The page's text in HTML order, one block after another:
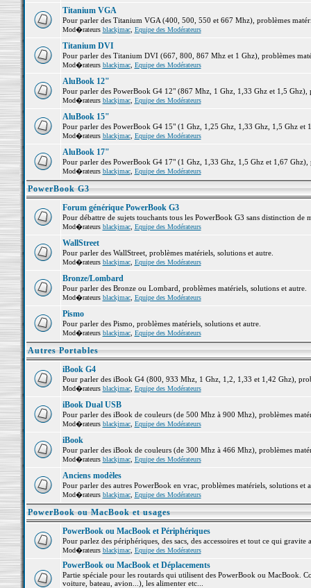
Titanium VGA
Pour parler des Titanium VGA (400, 500, 550 et 667 Mhz), problèmes
Mod�rateurs blackjmac, Equipe des Modérateurs
Titanium DVI
Pour parler des Titanium DVI (667, 800, 867 Mhz et 1 Ghz), problèmes
Mod�rateurs blackjmac, Equipe des Modérateurs
AluBook 12"
Pour parler des PowerBook G4 12" (867 Mhz, 1 Ghz, 1,33 Ghz et 1,5 Ghz),
Mod�rateurs blackjmac, Equipe des Modérateurs
AluBook 15"
Pour parler des PowerBook G4 15" (1 Ghz, 1,25 Ghz, 1,33 Ghz, 1,5 Ghz et
Mod�rateurs blackjmac, Equipe des Modérateurs
AluBook 17"
Pour parler des PowerBook G4 17" (1 Ghz, 1,33 Ghz, 1,5 Ghz et 1,67 Ghz),
Mod�rateurs blackjmac, Equipe des Modérateurs
PowerBook G3
Forum générique PowerBook G3
Pour débattre de sujets touchants tous les PowerBook G3 sans distinction de
Mod�rateurs blackjmac, Equipe des Modérateurs
WallStreet
Pour parler des WallStreet, problèmes matériels, solutions et autre.
Mod�rateurs blackjmac, Equipe des Modérateurs
Bronze/Lombard
Pour parler des Bronze ou Lombard, problèmes matériels, solutions et autre.
Mod�rateurs blackjmac, Equipe des Modérateurs
Pismo
Pour parler des Pismo, problèmes matériels, solutions et autre.
Mod�rateurs blackjmac, Equipe des Modérateurs
Autres Portables
iBook G4
Pour parler des iBook G4 (800, 933 Mhz, 1 Ghz, 1,2, 1,33 et 1,42 Ghz),
Mod�rateurs blackjmac, Equipe des Modérateurs
iBook Dual USB
Pour parler des iBook de couleurs (de 500 Mhz à 900 Mhz), problèmes
Mod�rateurs blackjmac, Equipe des Modérateurs
iBook
Pour parler des iBook de couleurs (de 300 Mhz à 466 Mhz), problèmes
Mod�rateurs blackjmac, Equipe des Modérateurs
Anciens modèles
Pour parler des autres PowerBook en vrac, problèmes matériels, solutions et
Mod�rateurs blackjmac, Equipe des Modérateurs
PowerBook ou MacBook et usages
PowerBook ou MacBook et Périphériques
Pour parlez des périphériques, des sacs, des accessoires et tout ce qui
Mod�rateurs blackjmac, Equipe des Modérateurs
PowerBook ou MacBook et Déplacements
Partie spéciale pour les routards qui utilisent des PowerBook ou MacBook.
voiture, bateau, avion...), les alimenter etc...